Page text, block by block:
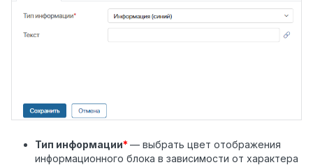
Тип информации* — выбрать цвет отображения
информационного блока в зависимости от характера